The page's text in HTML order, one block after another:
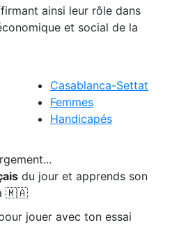
ainsi leur rôle dans
et social de la
Casablanca-Settat
Femmes
Handicapés
du jour et apprends son
🇲🇦
jouer avec ton essai